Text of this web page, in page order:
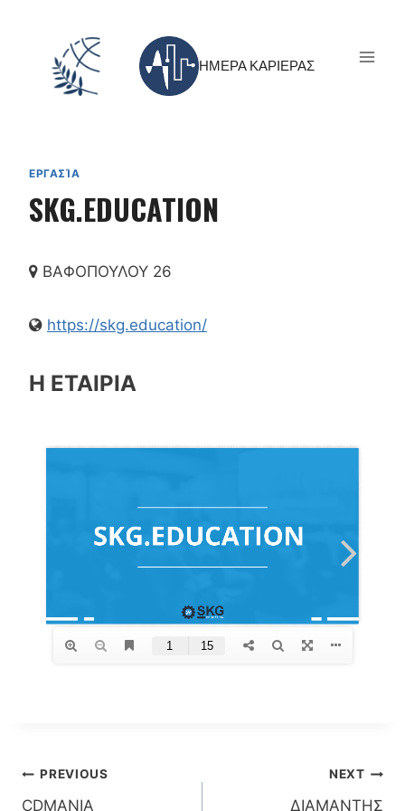
ΗΜΕΡΑ ΚΑΡΙΕΡΑΣ
ΕΡΓΑΣΊΑ
SKG.EDUCATION
ΒΑΦΟΠΟΥΛΟΥ 26
https://skg.education/
Η ΕΤΑΙΡΙΑ
Post
PREVIOUS
CDMANIA
NEXT
ΔΙΑΜΑΝΤΗΣ